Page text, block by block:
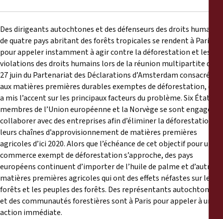
Matériel de formation
Documents d'information
Procédures juridiques
Déclarations
Rapports annuels
Des dirigeants autochtones et des défenseurs des droits humains
de quatre pays abritant des forêts tropicales se rendent à Paris
pour appeler instamment à agir contre la déforestation et les
violations des droits humains lors de la réunion multipartite du
27 juin du Partenariat des Déclarations d’Amsterdam consacrée
aux matières premières durables exemptes de déforestation, qui
a mis l’accent sur les principaux facteurs du problème. Six États
membres de l’Union européenne et la Norvège se sont engagés à
collaborer avec des entreprises afin d’éliminer la déforestation de
leurs chaînes d’approvisionnement de matières premières
agricoles d’ici 2020. Alors que l’échéance de cet objectif pour un
commerce exempt de déforestation s’approche, des pays
européens continuent d’importer de l’huile de palme et d’autres
matières premières agricoles qui ont des effets néfastes sur les
forêts et les peuples des forêts. Des représentants autochtones
et des communautés forestières sont à Paris pour appeler à une
action immédiate.